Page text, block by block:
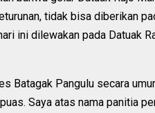
tidak bisa diberikan
ini dilewakan pada Datuak
Batagak Pangulu secara
Saya atas nama panitia